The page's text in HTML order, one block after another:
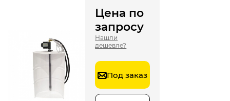
Цена по
запросу
Нашли
дешевле?
Под заказ